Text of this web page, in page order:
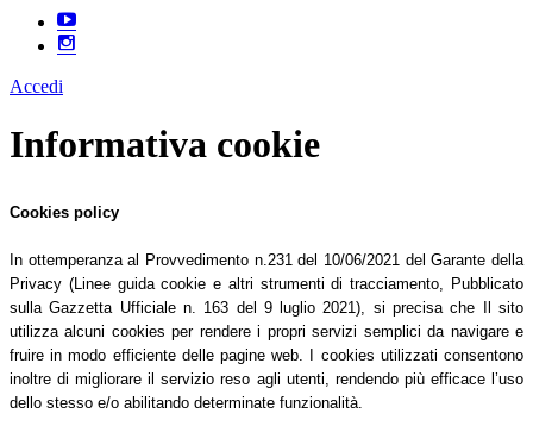
Accedi
Informativa cookie
Cookies policy
In ottemperanza al Provvedimento n.231 del 10/06/2021 del Garante della
Privacy (Linee guida cookie e altri strumenti di tracciamento, Pubblicato
sulla Gazzetta Ufficiale n. 163 del 9 luglio 2021), si precisa che Il sito
utilizza alcuni cookies per rendere i propri servizi semplici da navigare e
fruire in modo efficiente delle pagine web. I cookies utilizzati consentono
inoltre di migliorare il servizio reso agli utenti, rendendo più efficace l’uso
dello stesso e/o abilitando determinate funzionalità.